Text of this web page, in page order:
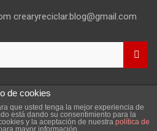
crearyreciclar.blog@gmail.com
Legal y Política de Privacidad
de cookies
que usted tenga la mejor experiencia de
está dando su consentimiento para la
y la aceptación de nuestra política de
mayor información.